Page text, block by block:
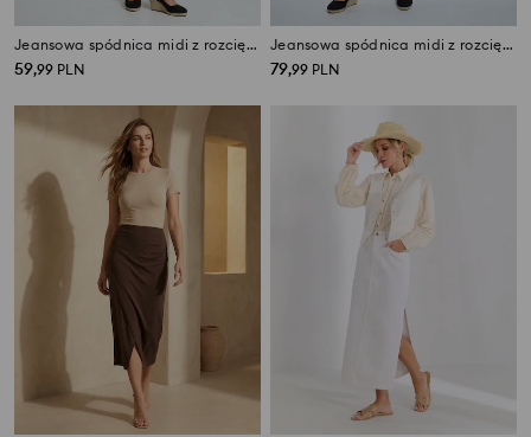
Jeansowa spódnica midi z rozcięciem Plus size
59,99 PLN
Jeansowa spódnica midi z rozcięciem Plus size
79,99 PLN